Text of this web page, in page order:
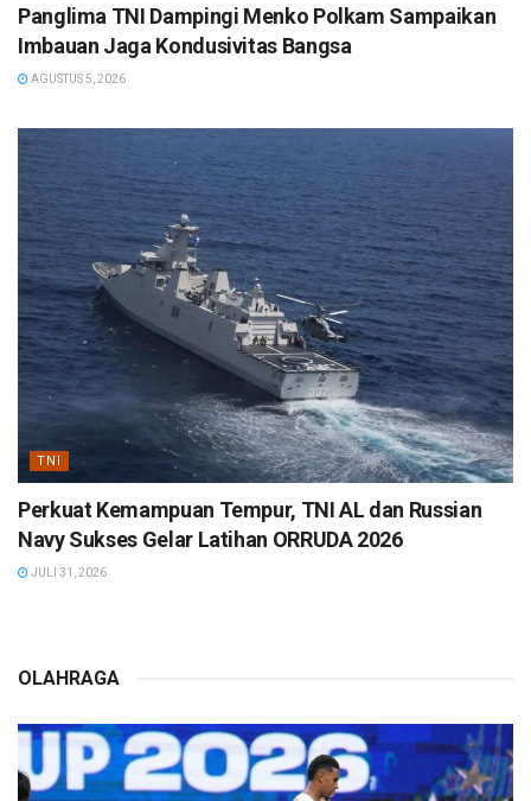
Panglima TNI Dampingi Menko Polkam Sampaikan
Imbauan Jaga Kondusivitas Bangsa
AGUSTUS 5, 2026
TNI
Perkuat Kemampuan Tempur, TNI AL dan Russian
Navy Sukses Gelar Latihan ORRUDA 2026
JULI 31, 2026
OLAHRAGA